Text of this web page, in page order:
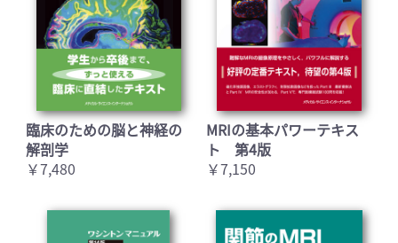
臨床のための脳と神経の
解剖学
￥7,480
MRIの基本パワーテキス
ト 第4版
￥7,150